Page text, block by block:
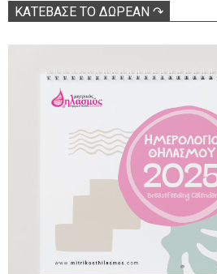
ΚΑΤΕΒΑΣΕ ΤΟ ΔΩΡΕΑΝ ↷